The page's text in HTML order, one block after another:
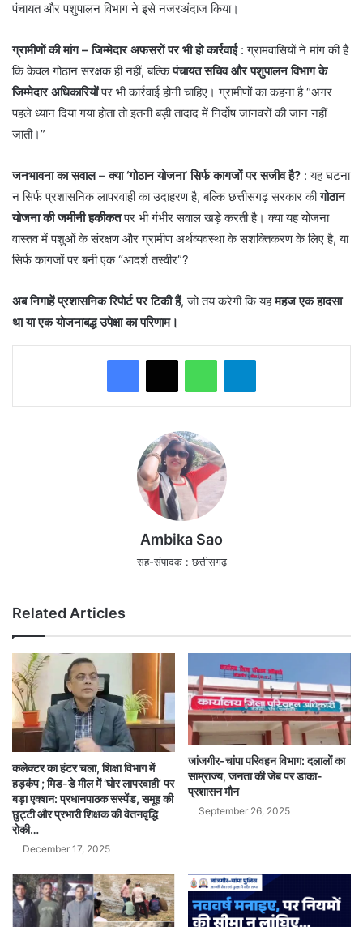
पंचायत और पशुपालन विभाग ने इसे नजरअंदाज किया।
ग्रामीणों की मांग – जिम्मेदार अफसरों पर भी हो कार्रवाई: ग्रामवासियों ने मांग की है
कि केवल गोठान संरक्षक ही नहीं, बल्किपंचायत सचिव और पशुपालन विभाग के
जिम्मेदार अधिकारियोंपर भी कार्रवाई होनी चाहिए। ग्रामीणों का कहना है “अगर
पहले ध्यान दिया गया होता तो इतनी बड़ी तादाद में निर्दोष जानवरों की जान नहीं
जाती।”
जनभावना का सवाल–क्या ‘गोठान योजना’ सिर्फ कागजों पर सजीव है? : यह घटना
न सिर्फ प्रशासनिक लापरवाही का उदाहरण है, बल्कि छत्तीसगढ़ सरकार कीगोठान
योजना की जमीनी हकीकतपर भी गंभीर सवाल खड़े करती है। क्या यह योजना
वास्तव में पशुओं के संरक्षण और ग्रामीण अर्थव्यवस्था के सशक्तिकरण के लिए है, या
सिर्फ कागजों पर बनी एक “आदर्श तस्वीर”?
अब निगाहें प्रशासनिक रिपोर्ट पर टिकी हैं, जो तय करेगी कि यहमहज एक हादसा
था या एक योजनाबद्ध उपेक्षा का परिणाम।
WhatsAppTelegram
Ambika Sao
सह-संपादक : छत्तीसगढ़
Related Articles
कलेक्टर का हंटर चला, शिक्षा विभाग में
हड़कंप ; मिड-डे मील में ‘घोर लापरवाही’ पर
बड़ा एक्शन: प्रधानपाठक सस्पेंड, समूह की
छुट्टी और प्रभारी शिक्षक की वेतनवृद्धि
रोकी…
December 17, 2025
जांजगीर-चांपा परिवहन विभाग: दलालों का
साम्राज्य, जनता की जेब पर डाका-
प्रशासन मौन
September 26, 2025